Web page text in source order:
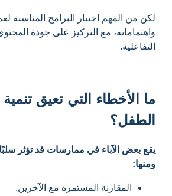
لكن من المهم اختيار البرامج المناسبة
واهتماماته، مع التركيز على جودة
التفاعلية.
ما الأخطاء التي تعيق
الطفل؟
يقع بعض الآباء في ممارسات قد تؤثر
ومنها:
المقارنة المستمرة مع الآخرين.